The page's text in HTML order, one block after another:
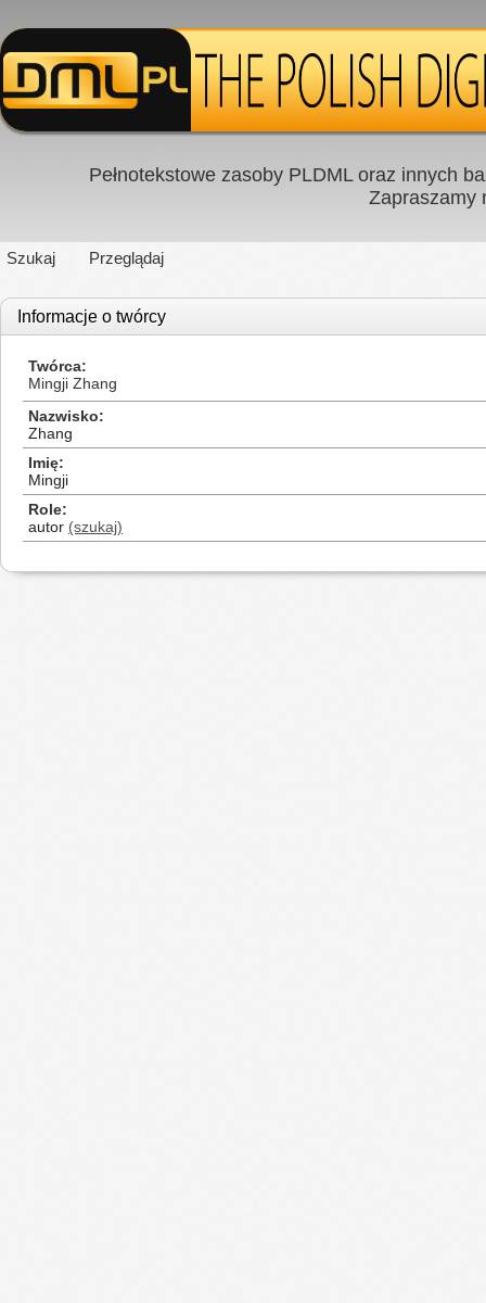
Pełnotekstowe zasoby PLDML oraz innych
Zapraszamy
Szukaj Przeglądaj
Informacje o twórcy
Twórca
Mingji Zhang
Nazwisko
Zhang
Imię
Mingji
Role
autor (szukaj)